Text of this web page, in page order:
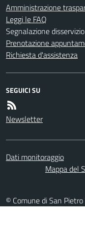
Amministrazione
Leggi le FAQ
Segnalazione disservizio
Prenotazione
Richiesta d'assistenza
SEGUICI SU
Newsletter
Dati monitoraggio
Mappa del
© Comune di San